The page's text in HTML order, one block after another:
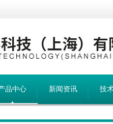
品中心 新闻资讯 技